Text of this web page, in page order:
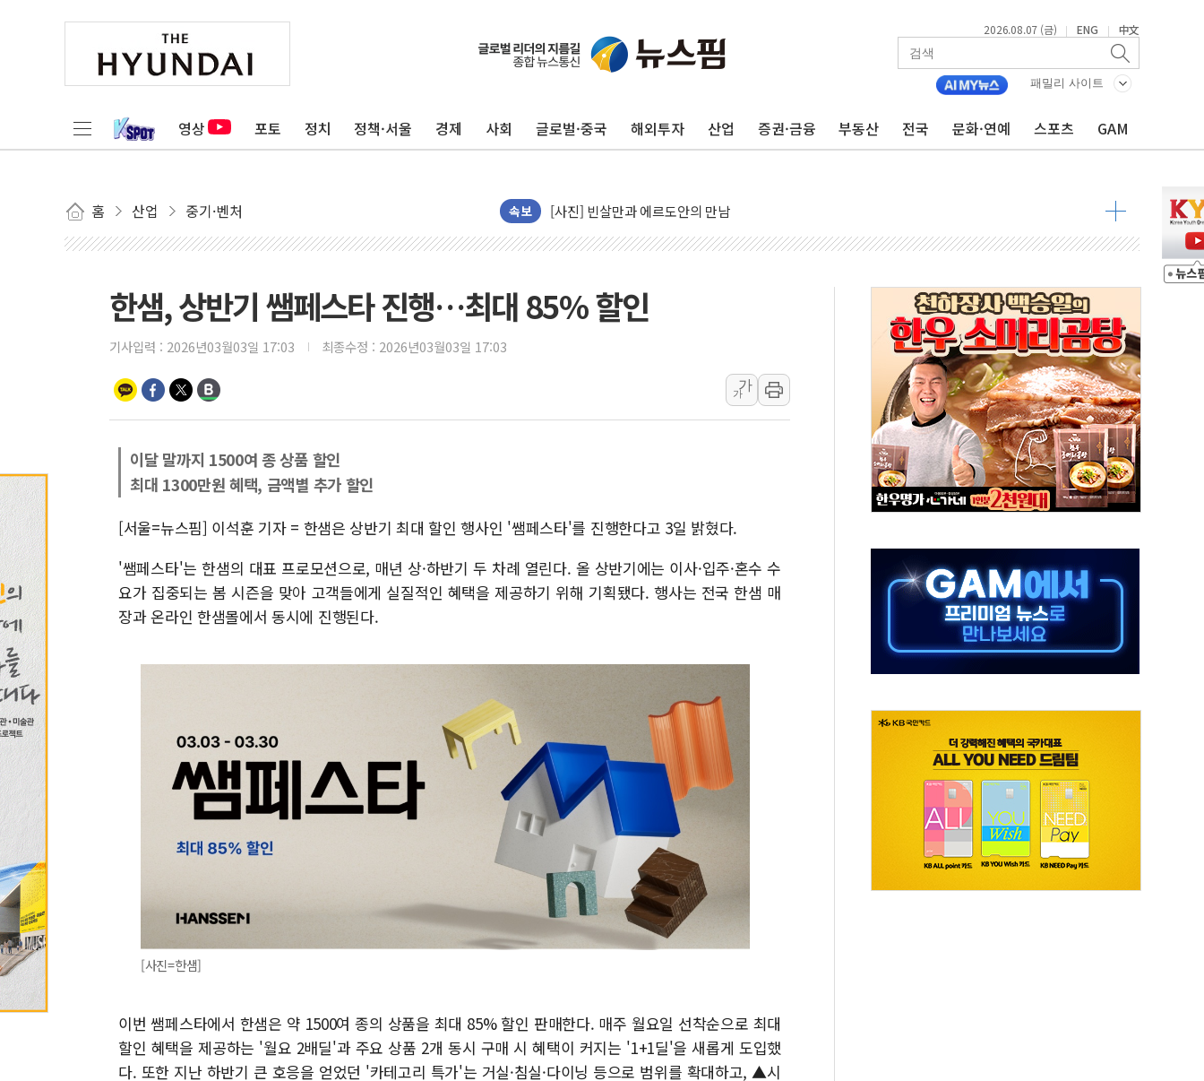
2026.08.07 (금) | ENG | 中文
패밀리 사이트
영상 포토 정치 정책·서울 경제 사회 글로벌·중국 해외투자 산업 증권·금융 부동산 전국 문화·연예 스포츠 GAM
홈 산업 중기·벤처 속보
트럼프 "금리 내려야"…파월 때와 달리 워시엔 톤 낮춰
특정 정치인 측근 포항시 정책특보 내정설...포항시 '시끌'
李 대통령, '6시간 마라톤 부동산 2차 회의' 주재… "전폭적 공급 확대·속도전 총력"
트럼프, 中 겨냥 폴리실리콘 관세 15% 부과…美 태양광주 급등
이란와이어 "이란 최고지도자 위독…곧 사망해도 놀랍지 않아"
남동발전, 해남군에 국내 최대 규모 400MW 태양광 착공…여의도 1.6배 규모
황희 '폐버스 청년주택' SNS 글 역풍에 "정부정책 아냐" 해명
폭염 누그러지고 가뭄 숙지나...경북동해안권 8~9일 최대 100mm 호우
사우디·튀르키예·파키스탄, '공동방위협정' 체결… 수니파 국가들의 새 안보 협력 구도
신길동 신축도 3.3㎡당 7250만원…써밋 클라비온 59㎡ 18억원대
용산공원·그린벨트로 또 충돌…반복되는 국토부-서울시 '정책 엇박자'
[AI 부동산 투데이] 특공 전략도 '극과 극'…생애최초만 경쟁 치열
[코인시황] 비트코인 6만4000달러대 횡보…고래·ETF 매수에도 고유가·금리·입법 지연 '삼중 부담'
[베트남 증시] 유동성 부진 지속, 강보합 마감...석유·가스주 올랐지만 빈그룹이 상쇄
'찜통더위'에 전력수요 역대 최고치 경신…한낮 총수요 104.3GW 기록
후티 반군, 예멘 정부군과 사우디 동시 공격… 위기 고조되는 또 다른 중동 화약고
42.5도 역대급 폭염…동물들도 특별식으로 여름나기 [뉴스핌 줌인]
한샘, 상반기 쌤페스타 진행…최대 85% 할인
기사입력 : 2026년03월03일 17:03 최종수정 : 2026년03월03일 17:03
가
가
이달 말까지 1500여 종 상품 할인
최대 1300만원 혜택, 금액별 추가 할인
[서울=뉴스핌] 이석훈 기자 = 한샘은 상반기 최대 할인 행사인 '쌤페스타'를 진행한다고 3일 밝혔다.
'쌤페스타'는 한샘의 대표 프로모션으로, 매년 상·하반기 두 차례 열린다. 올 상반기에는 이사·입주·혼수 수
요가 집중되는 봄 시즌을 맞아 고객들에게 실질적인 혜택을 제공하기 위해 기획됐다. 행사는 전국 한샘 매
장과 온라인 한샘몰에서 동시에 진행된다.
[사진=한샘]
이번 쌤페스타에서 한샘은 약 1500여 종의 상품을 최대 85% 할인 판매한다. 매주 월요일 선착순으로 최대
할인 혜택을 제공하는 '월요 2배딜'과 주요 상품 2개 동시 구매 시 혜택이 커지는 '1+1딜'을 새롭게 도입했
다. 또한 지난 하반기 큰 호응을 얻었던 '카테고리 특가'는 거실·침실·다이닝 등으로 범위를 확대하고, ▲시